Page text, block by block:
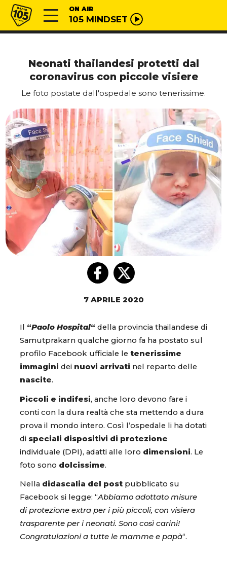
Vai al contenuto
Radio 105 ON AIR
105 MINDSET
Neonati thailandesi protetti dal
coronavirus con piccole visiere
Le foto postate dall'ospedale sono tenerissime.
7 APRILE 2020
Il “Paolo Hospital“ della provincia thailandese di
Samutprakarn qualche giorno fa ha postato sul
profilo Facebook ufficiale le tenerissime
immagini dei nuovi arrivati nel reparto delle
nascite.
Piccoli e indifesi, anche loro devono fare i
conti con la dura realtà che sta mettendo a dura
prova il mondo intero. Così l’ospedale li ha dotati
di speciali dispositivi di protezione
individuale (DPI), adatti alle loro dimensioni. Le
foto sono dolcissime.
Nella didascalia del post pubblicato su
Facebook si legge: “Abbiamo adottato misure
di protezione extra per i più piccoli, con visiera
trasparente per i neonati. Sono così carini!
Congratulazioni a tutte le mamme e papà“.